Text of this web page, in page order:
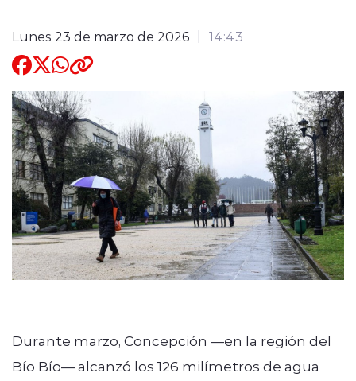
Quienes Somos
modo claro
Lunes 23 de marzo de 2026 14:43
Durante marzo, Concepción —en la región del
Bío Bío— alcanzó los 126 milímetros de agua